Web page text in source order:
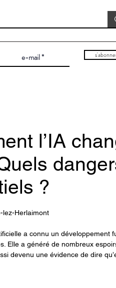
l’IA
?
lez-Herlaimont
a connu un développement
Elle a généré de nombreux
devenu une évidence de dire